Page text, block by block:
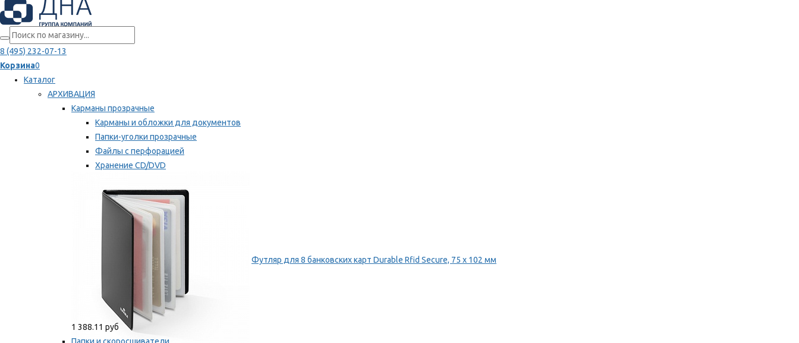
8 (495) 232-07-13
Корзина0
Каталог
АРХИВАЦИЯ
Карманы прозрачные
Карманы и обложки для документов
Папки-уголки прозрачные
Файлы с перфорацией
Хранение CD/DVD
Мы рекомендуем
Футляр для 8 банковских карт Durable Rfid Secure, 75 х 102 мм
1 388.11 руб